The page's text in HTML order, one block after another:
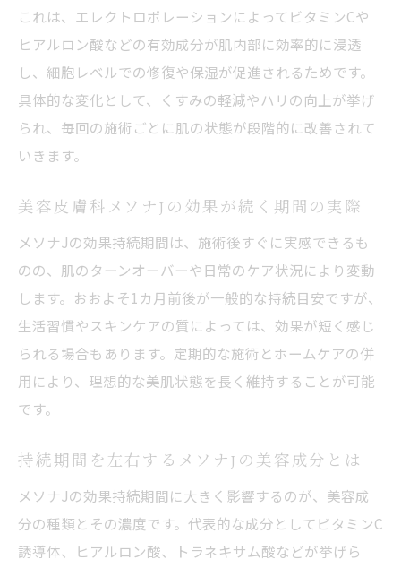
これは、エレクトロポレーションによってビタミンCや
ヒアルロン酸などの有効成分が肌内部に効率的に浸透
し、細胞レベルでの修復や保湿が促進されるためです。
具体的な変化として、くすみの軽減やハリの向上が挙げ
られ、毎回の施術ごとに肌の状態が段階的に改善されて
いきます。
美容皮膚科メソナJの効果が続く期間の実際
メソナJの効果持続期間は、施術後すぐに実感できるも
のの、肌のターンオーバーや日常のケア状況により変動
します。おおよそ1カ月前後が一般的な持続目安ですが、
生活習慣やスキンケアの質によっては、効果が短く感じ
られる場合もあります。定期的な施術とホームケアの併
用により、理想的な美肌状態を長く維持することが可能
です。
持続期間を左右するメソナJの美容成分とは
メソナJの効果持続期間に大きく影響するのが、美容成
分の種類とその濃度です。代表的な成分としてビタミンC
誘導体、ヒアルロン酸、トラネキサム酸などが挙げら